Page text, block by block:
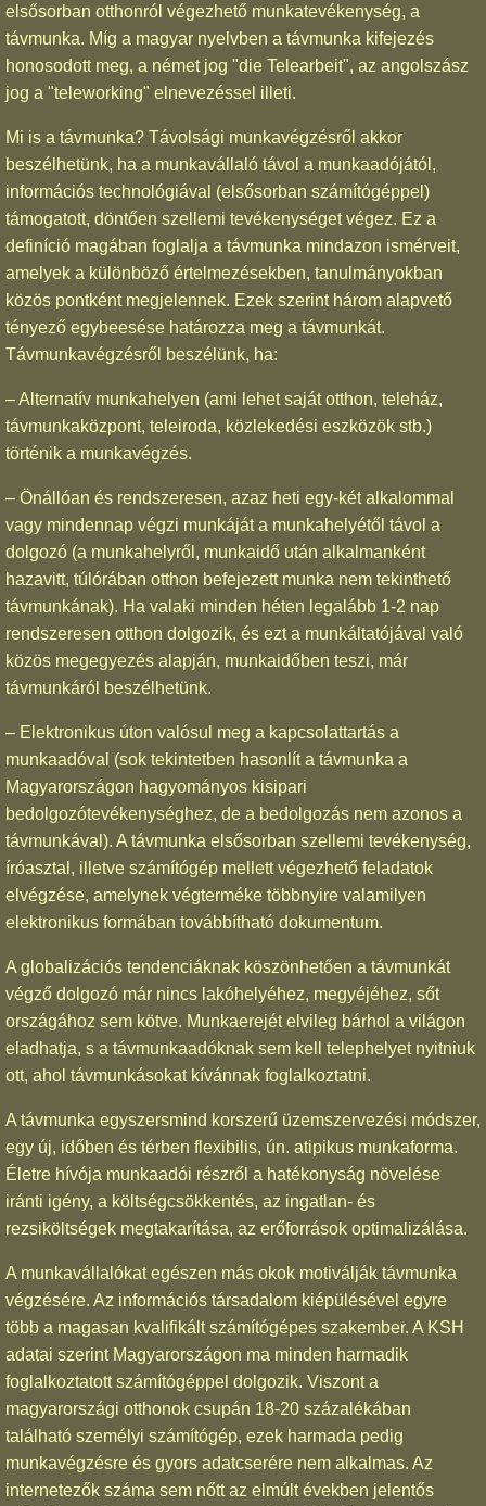
elsősorban otthonról végezhető munkatevékenység, a
távmunka. Míg a magyar nyelvben a távmunka kifejezés
honosodott meg, a német jog "die Telearbeit", az angolszász
jog a "teleworking" elnevezéssel illeti.
Mi is a távmunka? Távolsági munkavégzésről akkor
beszélhetünk, ha a munkavállaló távol a munkaadójától,
információs technológiával (elsősorban számítógéppel)
támogatott, döntően szellemi tevékenységet végez. Ez a
definíció magában foglalja a távmunka mindazon ismérveit,
amelyek a különböző értelmezésekben, tanulmányokban
közös pontként megjelennek. Ezek szerint három alapvető
tényező egybeesése határozza meg a távmunkát.
Távmunkavégzésről beszélünk, ha:
– Alternatív munkahelyen (ami lehet saját otthon, teleház,
távmunkaközpont, teleiroda, közlekedési eszközök stb.)
történik a munkavégzés.
– Önállóan és rendszeresen, azaz heti egy-két alkalommal
vagy mindennap végzi munkáját a munkahelyétől távol a
dolgozó (a munkahelyről, munkaidő után alkalmanként
hazavitt, túlórában otthon befejezett munka nem tekinthető
távmunkának). Ha valaki minden héten legalább 1-2 nap
rendszeresen otthon dolgozik, és ezt a munkáltatójával való
közös megegyezés alapján, munkaidőben teszi, már
távmunkáról beszélhetünk.
– Elektronikus úton valósul meg a kapcsolattartás a
munkaadóval (sok tekintetben hasonlít a távmunka a
Magyarországon hagyományos kisipari
bedolgozótevékenységhez, de a bedolgozás nem azonos a
távmunkával). A távmunka elsősorban szellemi tevékenység,
íróasztal, illetve számítógép mellett végezhető feladatok
elvégzése, amelynek végterméke többnyire valamilyen
elektronikus formában továbbítható dokumentum.
A globalizációs tendenciáknak köszönhetően a távmunkát
végző dolgozó már nincs lakóhelyéhez, megyéjéhez, sőt
országához sem kötve. Munkaerejét elvileg bárhol a világon
eladhatja, s a távmunkaadóknak sem kell telephelyet nyitniuk
ott, ahol távmunkásokat kívánnak foglalkoztatni.
A távmunka egyszersmind korszerű üzemszervezési módszer,
egy új, időben és térben flexibilis, ún. atipikus munkaforma.
Életre hívója munkaadói részről a hatékonyság növelése
iránti igény, a költségcsökkentés, az ingatlan- és
rezsiköltségek megtakarítása, az erőforrások optimalizálása.
A munkavállalókat egészen más okok motiválják távmunka
végzésére. Az információs társadalom kiépülésével egyre
több a magasan kvalifikált számítógépes szakember. A KSH
adatai szerint Magyarországon ma minden harmadik
foglalkoztatott számítógéppel dolgozik. Viszont a
magyarországi otthonok csupán 18-20 százalékában
található személyi számítógép, ezek harmada pedig
munkavégzésre és gyors adatcserére nem alkalmas. Az
internetezők száma sem nőtt az elmúlt években jelentős